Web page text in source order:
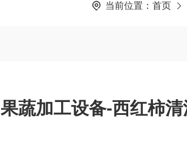
当前位置： 首页
果蔬加工设备-西红柿